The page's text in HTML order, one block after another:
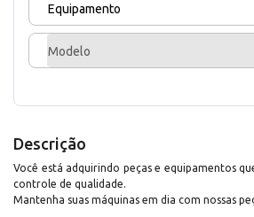
Equipamento
Modelo
Descrição
Você está adquirindo peças e equipamentos
controle de qualidade.
Mantenha suas máquinas em dia com nossas